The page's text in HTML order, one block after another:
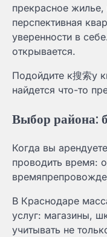
прекрасное
перспективная
уверенности в
открывается.
Подойдите к搜索у
найдется что-то
Выбор района:
Когда вы
проводить время:
В Краснодаре
услуг: магазины,
учитывать не